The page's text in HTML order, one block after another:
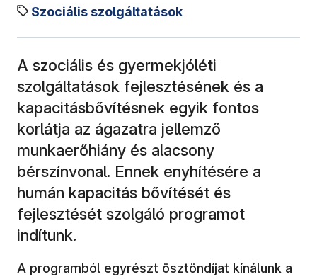
Szociális szolgáltatások
A szociális és gyermekjóléti
szolgáltatások fejlesztésének és a
kapacitásbővítésnek egyik fontos
korlátja az ágazatra jellemző
munkaerőhiány és alacsony
bérszínvonal. Ennek enyhítésére a
humán kapacitás bővítését és
fejlesztését szolgáló programot
indítunk.
A programból egyrészt ösztöndíjat kínálunk a